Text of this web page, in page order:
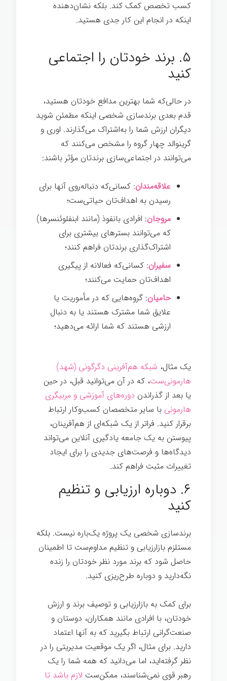
کسب تخصص کمک کند. بلکه نشان‌دهنده
اینکه در انجام این کار جدی هستید.
۵. برند خودتان را اجتماعی
کنيد
در حالی‌که شما بهترین مدافع خودتان هستید،
قدم بعدی برندسازی شخصی اینکه مطمئن شوید
دیگران ارزش شما را به‌اشتراک می‌گذارند. اوری و
گرینوالد چهار گروه را مشخص می‌کنند که
می‌توانند در اجتماعی‌سازی برندتان مؤثر باشند:
علاقه‌مندان: کسانی‌که دنباله‌روی آنها برای
رسیدن به اهداف‌تان حیاتی‌ست؛
مروجان: افرادی بانفوذ (مانند ابنفلوئنسرها)
که می‌توانند بسترهای بیشتری برای
اشتراک‌گذاری برندتان فراهم کنند؛
سفیران: کسانی‌که فعالانه از پیگیری
اهداف‌تان حمایت می‌کنند؛
حامیان: گروه‌هایی که در مأموریت یا
علایق شما مشترک هستند یا به دنبال
ارزشی هستند که شما ارائه می‌دهید؛
یک مثال، شبکه هم‌آفرینی دگرگونی (شهد)
هارمونی‌ست، که در آن می‌توانید قبل، در حین
یا بعد از گذراندن دوره‌های آموزشی و مربیگری
هارمونی با سایر متخصصان کسب‌وکار ارتباط
برقرار کنید. فراتر از یک شبکه‌ای از هم‌آفرینان،
پیوستن به یک جامعه یادگیری آنلاین می‌تواند
دیدگاه‌ها و فرصت‌های جدیدی را برای ایجاد
تغییرات مثبت فراهم کند.
۶. دوباره ارزیابی و تنظیم
کنید
برندسازی شخصی یک پروژه یک‌باره نیست. بلکه
مستلزم بازارزیابی و تنظیم مداوم‌ست تا اطمینان
حاصل شود که برند مورد نظر خودتان را زنده
نگه‌دارید و دوباره طرح‌ریزی کنید.
برای کمک به بازارزیابی و توصیف برند و ارزش
خودتان، با افرادی مانند همکاران، دوستان و
صنعت‌گرانی ارتباط بگیرید که به آنها اعتماد
دارید. برای مثال، اگر یک موقعیت مدیریتی را در
نظر گرفته‌اید، اما می‌دانید که همه شما را یک
رهبر قوی نمی‌شناسند، ممکن‌ست لازم باشد تا